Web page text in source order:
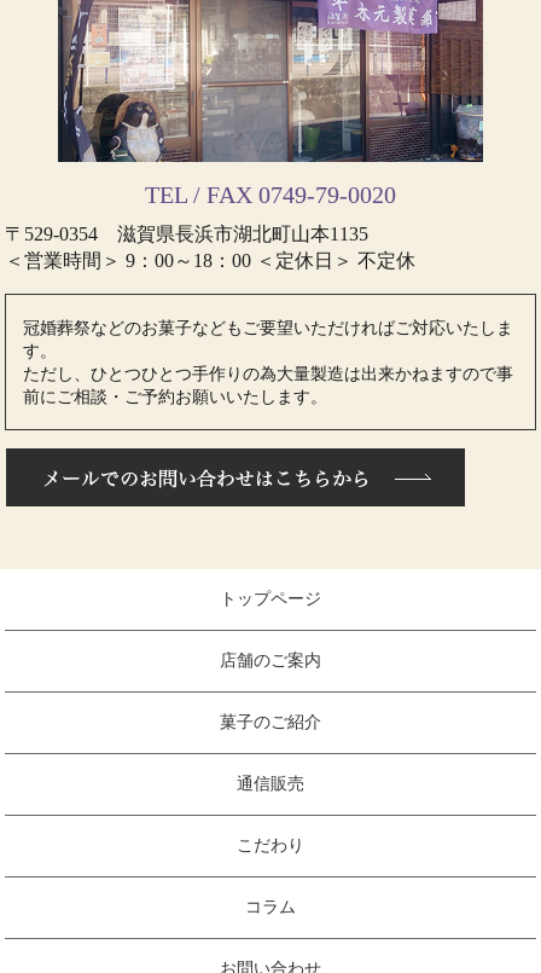
TEL / FAX 0749-79-0020
〒529-0354 滋賀県長浜市湖北町山本1135
＜営業時間＞ 9：00～18：00 ＜定休日＞ 不定休
冠婚葬祭などのお菓子などもご要望いただければご対応いたしま
す。
ただし、ひとつひとつ手作りの為大量製造は出来かねますので事
前にご相談・ご予約お願いいたします。
トップページ
店舗のご案内
菓子のご紹介
通信販売
こだわり
コラム
お問い合わせ